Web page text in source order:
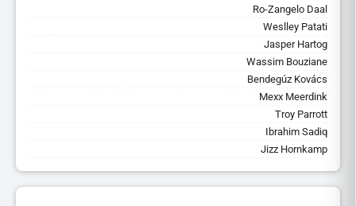
Ro-Zangelo Daal
Weslley Patati
Jasper Hartog
Wassim Bouziane
Bendegúz Kovács
Mexx Meerdink
Troy Parrott
Ibrahim Sadiq
Jizz Hornkamp